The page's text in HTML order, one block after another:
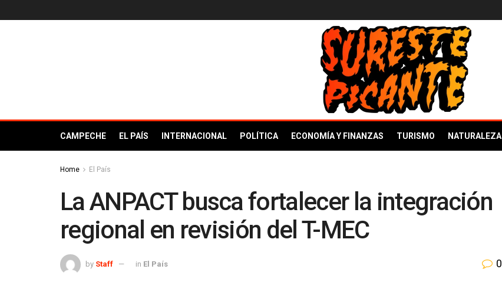
CAMPECHE EL PAÍS INTERNACIONAL POLÍTICA ECONOMÍA Y FINANZAS TURISMO NATURALEZA
Home El País
La ANPACT busca fortalecer la integración
regional en revisión del T-MEC
by Staff in El País 0